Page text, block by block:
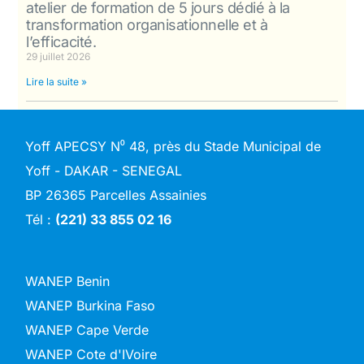
atelier de formation de 5 jours dédié à la
transformation organisationnelle et à
l’efficacité.
29 juillet 2026
Lire la suite »
Yoff APECSY N⁰ 48, près du Stade Municipal de
Yoff - DAKAR - SENEGAL
BP 26365 Parcelles Assainies
Tél : (221) 33 855 02 16
WANEP Benin
WANEP Burkina Faso
WANEP Cape Verde
WANEP Cote d'IVoire